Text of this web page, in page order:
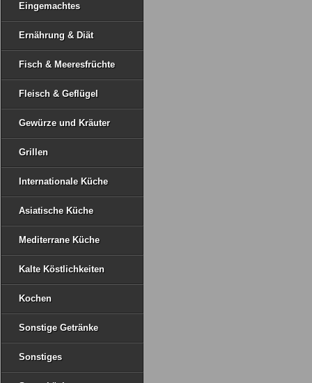
Eingemachtes
Ernährung & Diät
Fisch & Meeresfrüchte
Fleisch & Geflügel
Gewürze und Kräuter
Grillen
Internationale Küche
Asiatische Küche
Mediterrane Küche
Kalte Köstlichkeiten
Kochen
Sonstige Getränke
Sonstiges